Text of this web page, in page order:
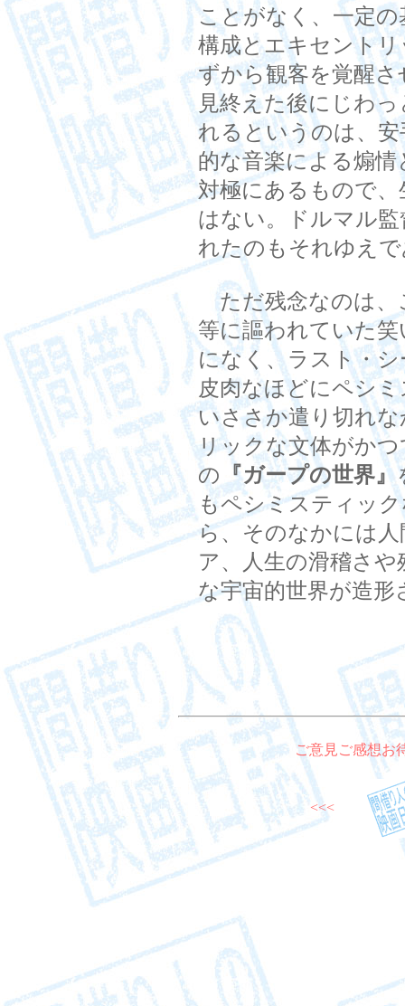
ことがなく、一定
構成とエキセント
ずから観客を覚醒
見終えた後にじわ
れるというのは、
的な音楽による煽
対極にあるもので
はない。ドルマル
れたのもそれゆえ
ただ残念なのは、
等に謳われていた
になく、ラスト・
皮肉なほどにペシ
いささか遣り切れ
リックな文体がか
の 『ガープの世界』
もペシミスティッ
ら、そのなかには
ア、人生の滑稽さ
な宇宙的世界が造
ご意見ご感想お
<<<